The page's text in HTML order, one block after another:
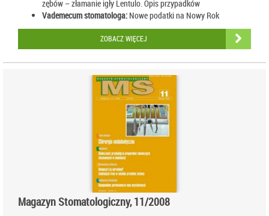
zębów – złamanie igły Lentulo. Opis przypadków
Vademecum stomatologa: Nowe podatki na Nowy Rok
ZOBACZ WIĘCEJ
Magazyn Stomatologiczny, 11/2008